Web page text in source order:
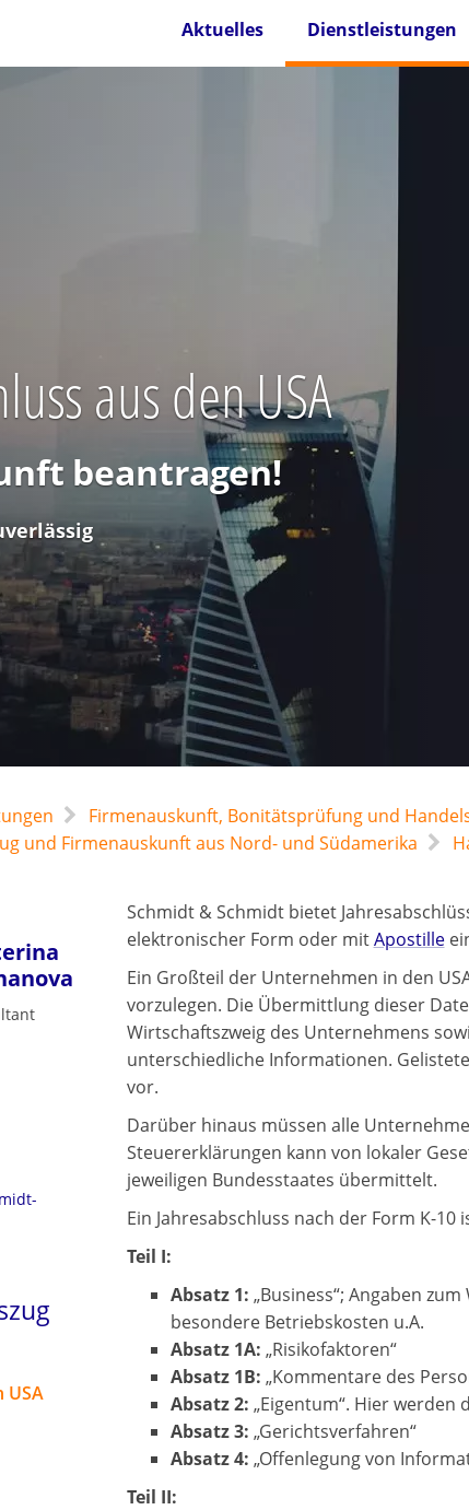
Aktuelles Dienstleistungen
aus den USA
beantragen!
Firmenauskunft, Bonitätsprüfung und
und Firmenauskunft aus Nord- und Südamerika
USA
Schmidt & Schmidt bietet
elektronischer Form oder mitApostille
Ein Großteil der Unternehmen in den
vorzulegen. Die Übermittlung dieser
Wirtschaftszweig des Unternehmens
unterschiedliche Informationen.
vor.
Darüber hinaus müssen alle
Steuererklärungen kann von lokaler
jeweiligen Bundesstaates übermittelt.
Ein Jahresabschluss nach der Form K-10
Teil I:
Absatz 1: „Business“; Angaben
besondere Betriebskosten u.A.
Absatz 1A: „Risikofaktoren“
Absatz 1B: „Kommentare des
Absatz 2: „Eigentum“. Hier werden
Absatz 3: „Gerichtsverfahren“
Absatz 4: „Offenlegung von
Teil II: